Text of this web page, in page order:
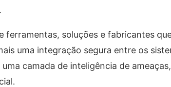
ferramentas, soluções e fabricantes
uma integração segura entre os
camada de inteligência de